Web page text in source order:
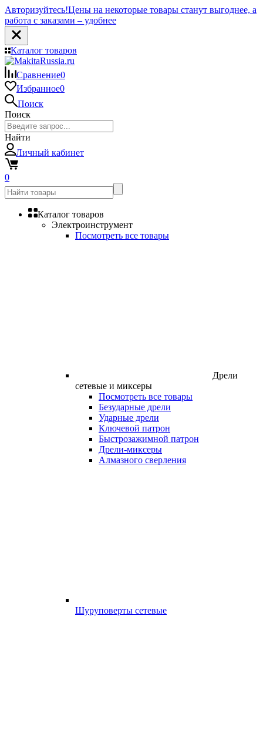
Авторизуйтесь!Цены на некоторые товары станут выгоднее, а
работа с заказами – удобнее
Каталог товаров
Сравнение0
Избранное0
Поиск
Поиск
Найти
Личный кабинет
0
Каталог товаров
Электроинструмент
Посмотреть все товары
Дрели
сетевые и миксеры
Посмотреть все товары
Безударные дрели
Ударные дрели
Ключевой патрон
Быстрозажимной патрон
Дрели-миксеры
Алмазного сверления
Шуруповерты сетевые